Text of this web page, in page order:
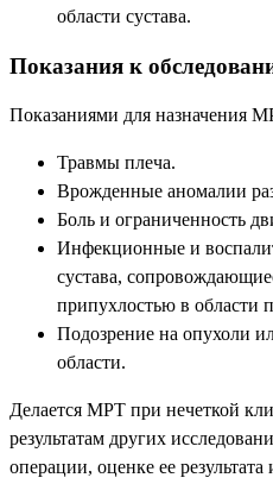
области сустава.
Показания к
Показаниями для назначения
Травмы плеча.
Врожденные аномалии
Боль и ограниченность
Инфекционные и
сустава,
припухлостью в области
Подозрение на опухоли
области.
Делается МРТ при нечеткой
результатам других
операции, оценке ее